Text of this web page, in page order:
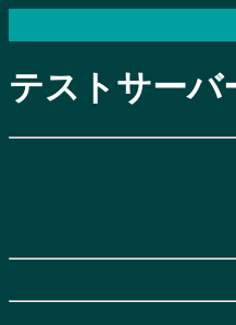
テストサーバ